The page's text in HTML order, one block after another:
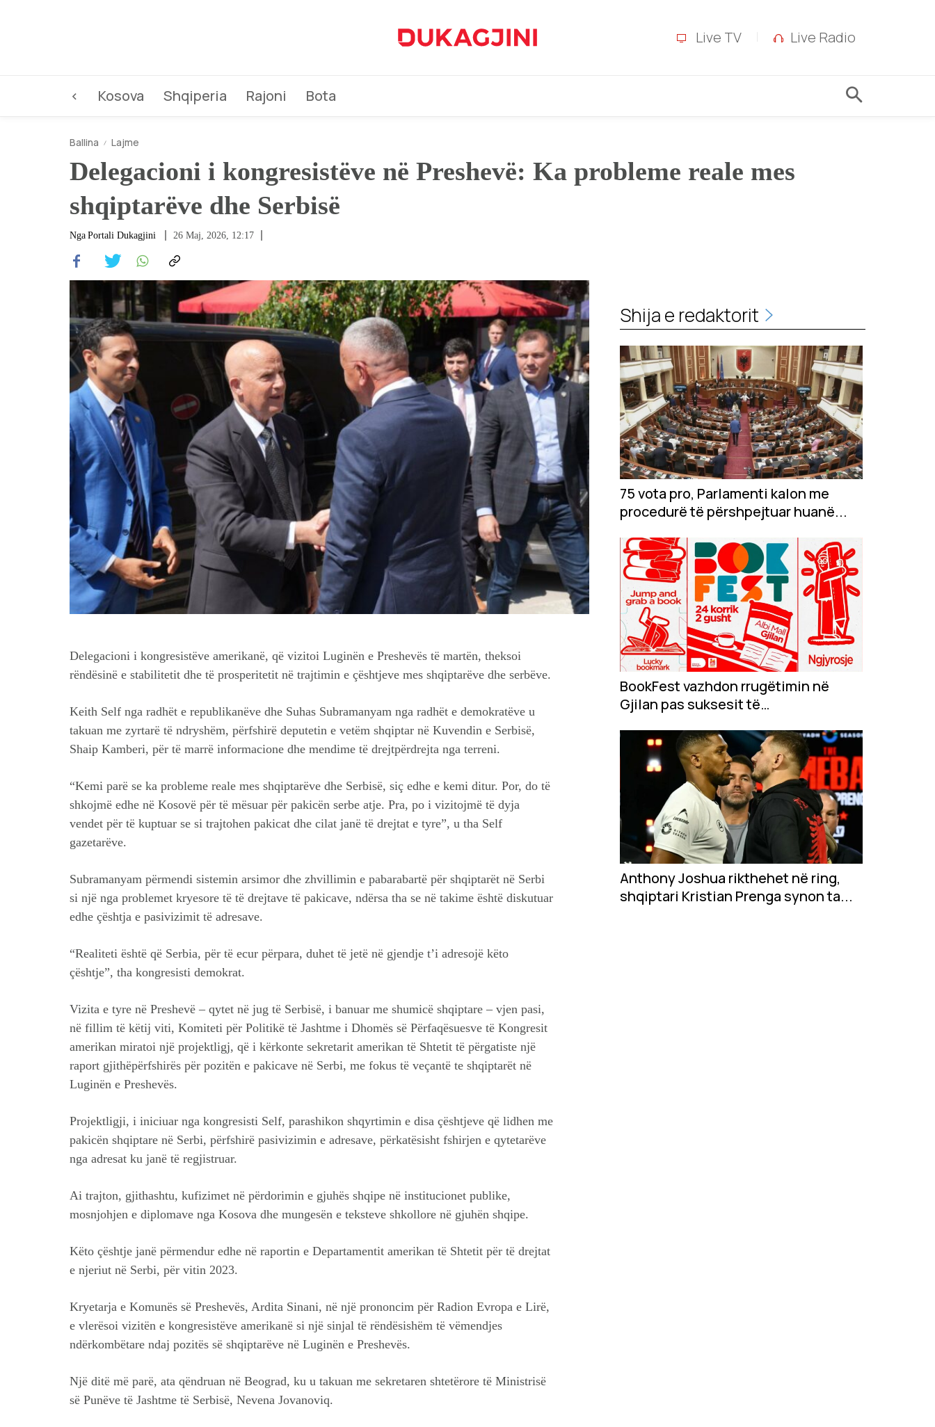
Live TV Live Radio
< Kosova Shqiperia Rajoni Bota
Ballina Lajme
Delegacioni i kongresistëve në Preshevë: Ka probleme reale mes
shqiptarëve dhe Serbisë
Nga Portali Dukagjini 26 Maj, 2026, 12:17
Delegacioni i kongresistëve amerikanë, që vizitoi Luginën e Preshevës të martën, theksoi
rëndësinë e stabilitetit dhe të prosperitetit në trajtimin e çështjeve mes shqiptarëve dhe serbëve.
Keith Self nga radhët e republikanëve dhe Suhas Subramanyam nga radhët e demokratëve u
takuan me zyrtarë të ndryshëm, përfshirë deputetin e vetëm shqiptar në Kuvendin e Serbisë,
Shaip Kamberi, për të marrë informacione dhe mendime të drejtpërdrejta nga terreni.
“Kemi parë se ka probleme reale mes shqiptarëve dhe Serbisë, siç edhe e kemi ditur. Por, do të
shkojmë edhe në Kosovë për të mësuar për pakicën serbe atje. Pra, po i vizitojmë të dyja
vendet për të kuptuar se si trajtohen pakicat dhe cilat janë të drejtat e tyre”, u tha Self
gazetarëve.
Subramanyam përmendi sistemin arsimor dhe zhvillimin e pabarabartë për shqiptarët në Serbi
si një nga problemet kryesore të të drejtave të pakicave, ndërsa tha se në takime është diskutuar
edhe çështja e pasivizimit të adresave.
“Realiteti është që Serbia, për të ecur përpara, duhet të jetë në gjendje t’i adresojë këto
çështje”, tha kongresisti demokrat.
Vizita e tyre në Preshevë – qytet në jug të Serbisë, i banuar me shumicë shqiptare – vjen pasi,
në fillim të këtij viti, Komiteti për Politikë të Jashtme i Dhomës së Përfaqësuesve të Kongresit
amerikan miratoi një projektligj, që i kërkonte sekretarit amerikan të Shtetit të përgatiste një
raport gjithëpërfshirës për pozitën e pakicave në Serbi, me fokus të veçantë te shqiptarët në
Luginën e Preshevës.
Projektligji, i iniciuar nga kongresisti Self, parashikon shqyrtimin e disa çështjeve që lidhen me
pakicën shqiptare në Serbi, përfshirë pasivizimin e adresave, përkatësisht fshirjen e qytetarëve
nga adresat ku janë të regjistruar.
Ai trajton, gjithashtu, kufizimet në përdorimin e gjuhës shqipe në institucionet publike,
mosnjohjen e diplomave nga Kosova dhe mungesën e teksteve shkollore në gjuhën shqipe.
Këto çështje janë përmendur edhe në raportin e Departamentit amerikan të Shtetit për të drejtat
e njeriut në Serbi, për vitin 2023.
Kryetarja e Komunës së Preshevës, Ardita Sinani, në një prononcim për Radion Evropa e Lirë,
e vlerësoi vizitën e kongresistëve amerikanë si një sinjal të rëndësishëm të vëmendjes
ndërkombëtare ndaj pozitës së shqiptarëve në Luginën e Preshevës.
Një ditë më parë, ata qëndruan në Beograd, ku u takuan me sekretaren shtetërore të Ministrisë
së Punëve të Jashtme të Serbisë, Nevena Jovanoviq.
Shija e redaktorit
75 vota pro, Parlamenti kalon me
procedurë të përshpejtuar huanë...
BookFest vazhdon rrugëtimin në
Gjilan pas suksesit të
Anthony Joshua rikthehet në ring,
shqiptari Kristian Prenga synon ta...